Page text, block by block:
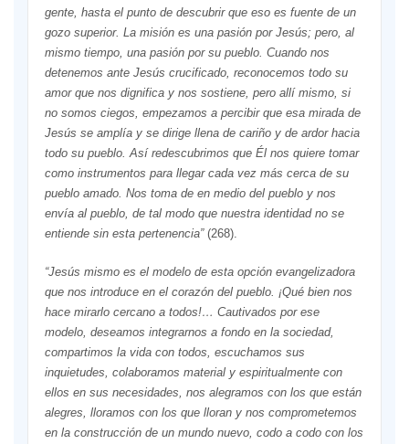
gente, hasta el punto de descubrir que eso es fuente de un
gozo superior. La misión es una pasión por Jesús; pero, al
mismo tiempo, una pasión por su pueblo. Cuando nos
detenemos ante Jesús crucificado, reconocemos todo su
amor que nos dignifica y nos sostiene, pero allí mismo, si
no somos ciegos, empezamos a percibir que esa mirada de
Jesús se amplía y se dirige llena de cariño y de ardor hacia
todo su pueblo. Así redescubrimos que Él nos quiere tomar
como instrumentos para llegar cada vez más cerca de su
pueblo amado. Nos toma de en medio del pueblo y nos
envía al pueblo, de tal modo que nuestra identidad no se
entiende sin esta pertenencia” (268).
“Jesús mismo es el modelo de esta opción evangelizadora
que nos introduce en el corazón del pueblo. ¡Qué bien nos
hace mirarlo cercano a todos!… Cautivados por ese
modelo, deseamos integrarnos a fondo en la sociedad,
compartimos la vida con todos, escuchamos sus
inquietudes, colaboramos material y espiritualmente con
ellos en sus necesidades, nos alegramos con los que están
alegres, lloramos con los que lloran y nos comprometemos
en la construcción de un mundo nuevo, codo a codo con los